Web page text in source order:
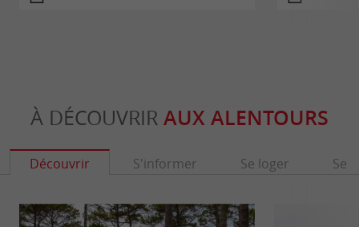
À DÉCOUVRIR AUX ALENTOURS
Découvrir S'informer Se loger Se